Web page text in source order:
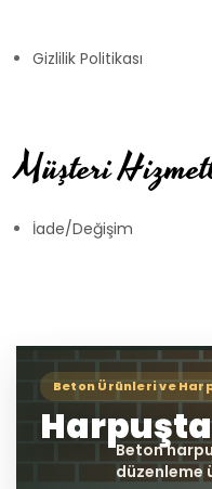
Gizlilik Politikası
Müşteri
İade/Değişim